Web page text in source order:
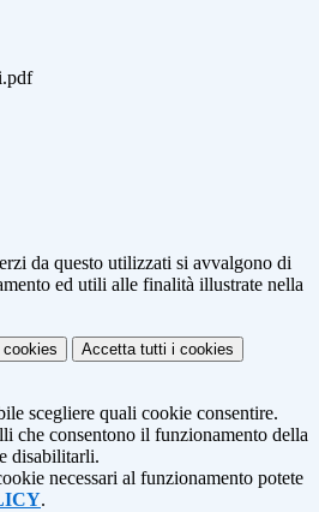
da questo utilizzati si avvalgono di
ed utili alle finalità illustrate nella
cookies Accetta tutti i cookies
scegliere quali cookie consentire.
che consentono il funzionamento della
disabilitarli.
necessari al funzionamento potete
.